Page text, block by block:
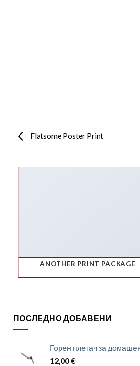
Flatsome Poster Print
ANOTHER PRINT PACKAGE
ПОСЛЕДНО ДОБАВЕНИ
Горен плетач за
12,00€